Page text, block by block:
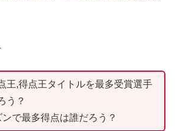
王,得点王タイトルを最多受賞選手
う？
で最多得点は誰だろう？